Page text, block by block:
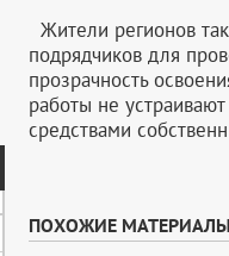
Жители регионов
подрядчиков для
прозрачность
работы не
средствами
ПОХОЖИЕ